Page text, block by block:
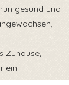
gesund und
Zuhause,
ein
ist.